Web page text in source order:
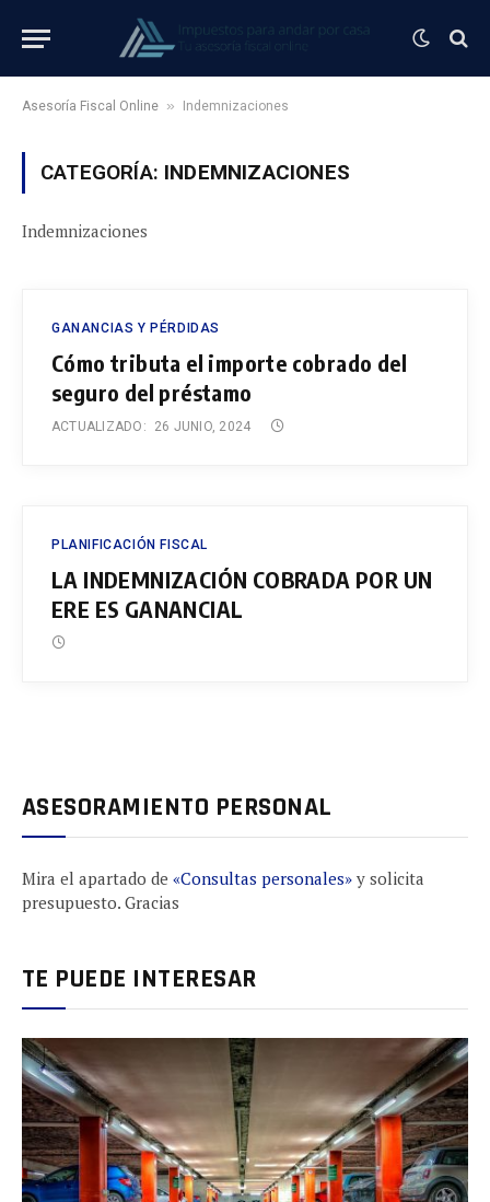
Asesoría Fiscal Online » Indemnizaciones
CATEGORÍA: INDEMNIZACIONES
Indemnizaciones
GANANCIAS Y PÉRDIDAS
Cómo tributa el importe cobrado del
seguro del préstamo
ACTUALIZADO: 26 JUNIO, 2024
PLANIFICACIÓN FISCAL
LA INDEMNIZACIÓN COBRADA POR UN
ERE ES GANANCIAL
ASESORAMIENTO PERSONAL
Mira el apartado de «Consultas personales» y solicita
presupuesto. Gracias
TE PUEDE INTERESAR